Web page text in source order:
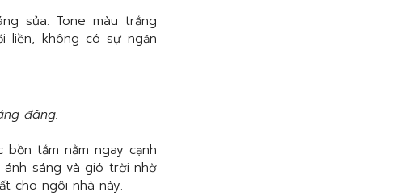
sủa. Tone màu trắng
liền, không có sự ngăn
đãng.
bồn tắm nằm ngay cạnh
ánh sáng và gió trời nhờ
cho ngôi nhà này.